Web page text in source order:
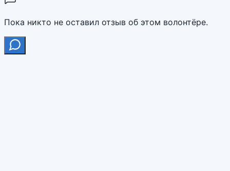
Пока никто не оставил отзыв об этом волонтёре.